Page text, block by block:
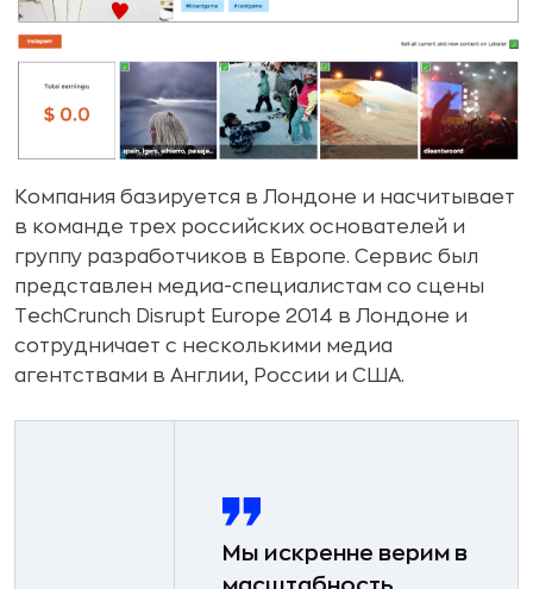
Компания базируется в Лондоне и насчитывает
в команде трех российских основателей и
группу разработчиков в Европе. Сервис был
представлен медиа-специалистам со сцены
TechCrunch Disrupt Europe 2014 в Лондоне и
сотрудничает с несколькими медиа
агентствами в Англии, России и США.
Мы искренне верим в